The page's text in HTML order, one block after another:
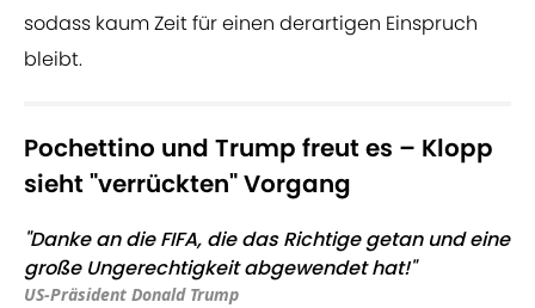
sodass kaum Zeit für einen derartigen Einspruch
bleibt.
Pochettino und Trump freut es – Klopp
sieht "verrückten" Vorgang
"Danke an die FIFA, die das Richtige getan und eine
große Ungerechtigkeit abgewendet hat!"
US-Präsident Donald Trump